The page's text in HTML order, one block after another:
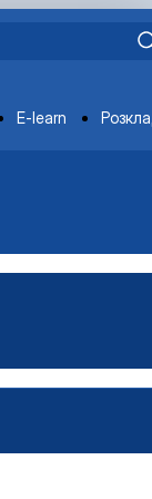
E-learn